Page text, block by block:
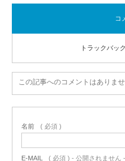
コ
トラックバッ
この記事へのコメントはありませ
名前 ( 必須 )
E-MAIL ( 必須 ) - 公開されません -